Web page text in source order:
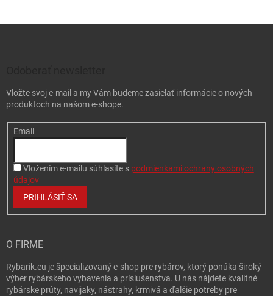
Vložte svoj e-mail a my Vám budeme zasielať informácie o nových
produktoch na našom e-shope.
Email
Vložením e-mailu súhlasíte s podmienkami ochrany osobných
údajov
PRIHLÁSIŤ SA
O FIRME
Rybarik.eu je špecializovaný e-shop pre rybárov, ktorý ponúka široký
výber rybárskeho vybavenia a príslušenstva. U nás nájdete kvalitné
rybárske prúty, navijaky, nástrahy, krmivá a ďalšie potreby pre